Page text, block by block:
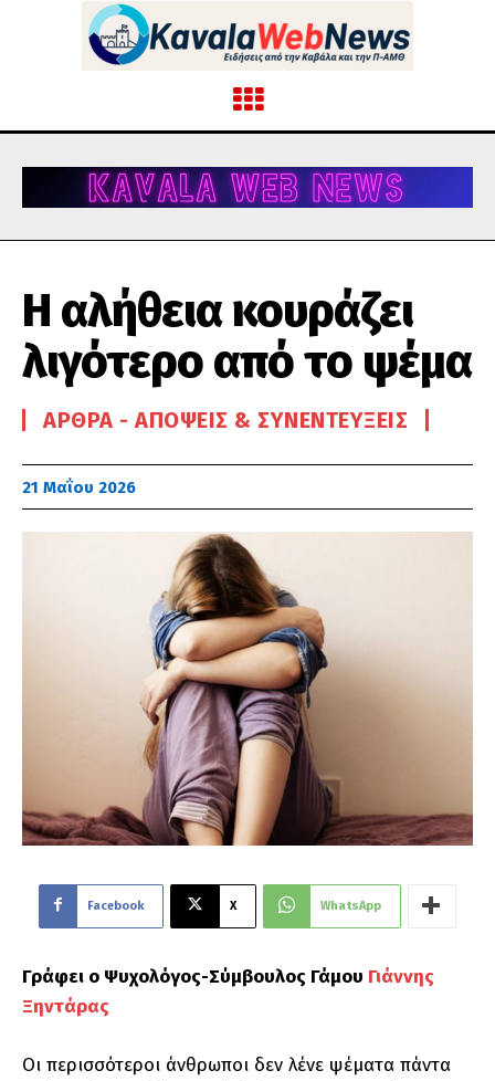
Η αλήθεια κουράζει
λιγότερο από το ψέμα
ΆΡΘΡΑ - ΑΠΌΨΕΙΣ & ΣΥΝΕΝΤΕΎΞΕΙΣ
21 Μαΐου 2026
Facebook X WhatsApp
Γράφει ο Ψυχολόγος-Σύμβουλος Γάμου Γιάννης
Ξηντάρας
Οι περισσότεροι άνθρωποι δεν λένε ψέματα πάντα